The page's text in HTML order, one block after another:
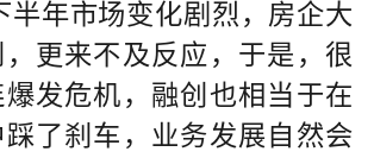
半年市场变化剧烈，房企大
更来不及反应，于是，很
发危机，融创也相当于在
了刹车，业务发展自然会